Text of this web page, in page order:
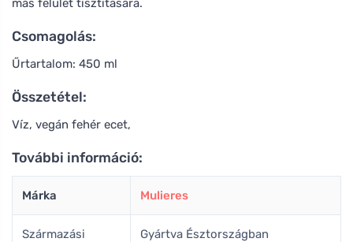
más felület tisztítására.
Csomagolás:
Űrtartalom: 450 ml
Összetétel:
Víz, vegán fehér ecet,
További információ:
Márka Mulieres
Származási
Gyártva Észtországban